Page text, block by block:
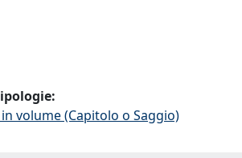
volume (Capitolo o Saggio)